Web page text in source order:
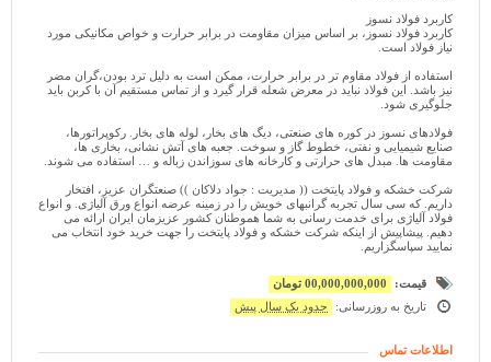
کاربرد فولاد نسوز
کاربرد فولاد نسوز، بر اساس میزان مقاومت در برابر حرارت و خواص مکانیکی مورد
نیاز فولاد است.
استفاده از فولاد مقاوم تر در برابر حرارت، ممکن است به دلیل ترد بودن،گران مضر
نیز باشد. این فولاد نباید در معرض شعله قرار گیرد و از تماس مستقیم آن با کربن باید
جلوگیری شود.
فولادهای نسوز در کوره های صنعتی، دیگ های بخار، لوله های بخار. رکوپراتورها،
صنایع شیمیایی و نفتی، خطوط گاز و سوخت. جعبه های آتش نشانی، بخاری ها،
مقاومت ها. مبدل های حرارتی و کارخانه های سوزاندن زباله و … استفاده می شوند.
شرکت خشکه و فولاد پایتخت (( مدیریت : جواد دلاکان )) صنعتگران عزیز، افتخار
داریم. که سی سال تجربه گرانبهای خویش را در زمینه عرضه انواع ورق آلیاژی. و انواع
فولاد آلیاژی برای خدمت رسانی به شما هموطنان کشور عزیزمان ایران ارائه می
دهیم. پیشاپیش از اینکه شرکت خشکه و فولاد پایتخت را جهت خرید خود انتخاب می
نمایید سپاسگزاریم.
قیمت:
00,000,000,000 تومان
تاریخ به روزرسانی:
حدود یک سال پیش
اطلاعات تماس